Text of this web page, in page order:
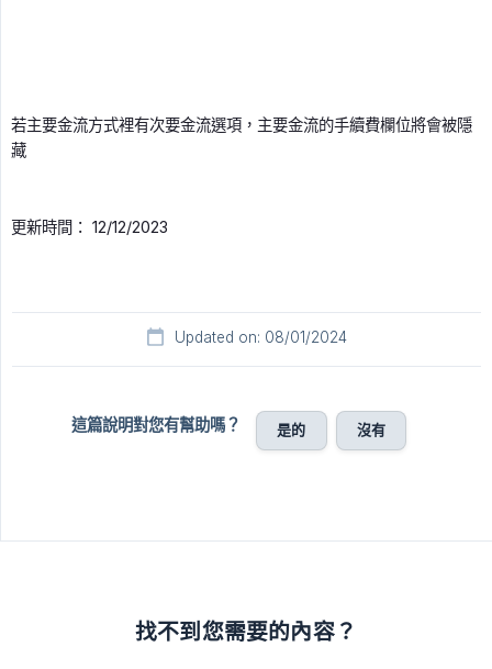
若主要金流方式裡有次要金流選項，主要金流的手續費欄位將會被隱
藏
更新時間： 12/12/2023
Updated on: 08/01/2024
這篇說明對您有幫助嗎？ 是的 沒有
找不到您需要的內容？